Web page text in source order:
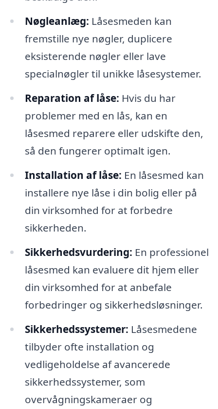
Nøgleanlæg: Låsesmeden kan
fremstille nye nøgler, duplicere
eksisterende nøgler eller lave
specialnøgler til unikke låsesystemer.
Reparation af låse: Hvis du har
problemer med en lås, kan en
låsesmed reparere eller udskifte den,
så den fungerer optimalt igen.
Installation af låse: En låsesmed kan
installere nye låse i din bolig eller på
din virksomhed for at forbedre
sikkerheden.
Sikkerhedsvurdering: En professionel
låsesmed kan evaluere dit hjem eller
din virksomhed for at anbefale
forbedringer og sikkerhedsløsninger.
Sikkerhedssystemer: Låsesmedene
tilbyder ofte installation og
vedligeholdelse af avancerede
sikkerhedssystemer, som
overvågningskameraer og